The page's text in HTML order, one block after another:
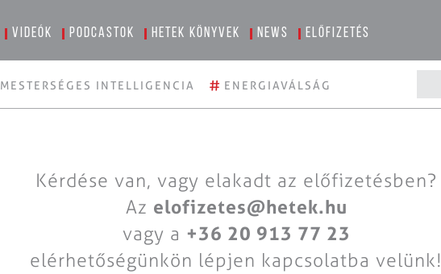
Videók Podcastok Hetek könyvek News Előfizetés
MESTERSÉGES INTELLIGENCIA # ENERGIAVÁLSÁG
Kérdése van, vagy elakadt az előfizetésben?
Az elofizetes@hetek.hu
vagy a +36 20 913 77 23
elérhetőségünkön lépjen kapcsolatba velünk!